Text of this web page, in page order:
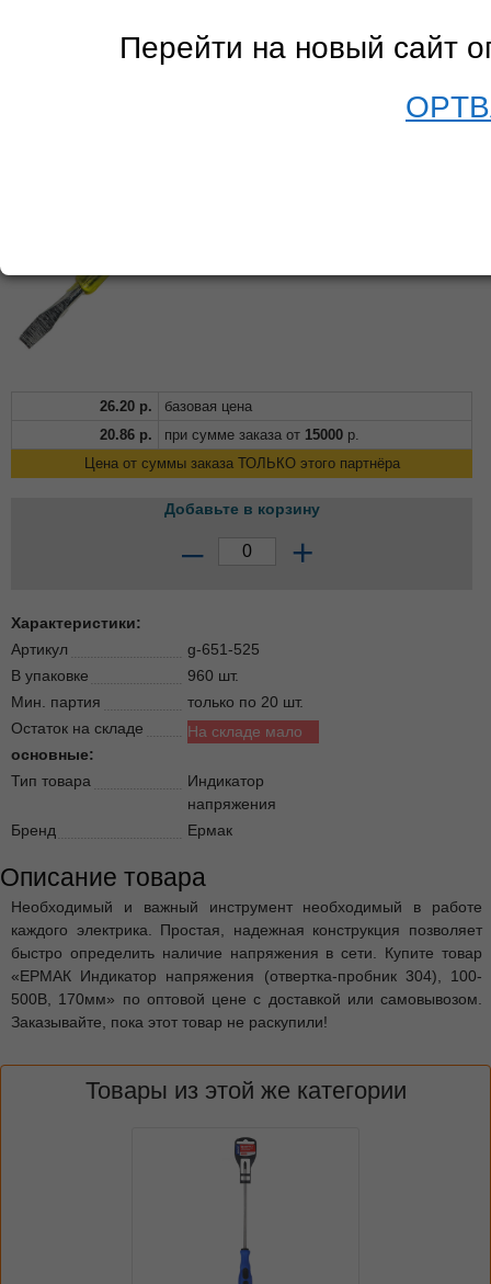
Перейти на новый сайт
26.20 р.
базовая цена
20.86 р. при сумме заказа от 15000 р.
Цена от суммы заказа ТОЛЬКО этого партнёра
Добавьте в корзину
– +
Характеристики:
Артикул
g-651-525
В упаковке
960 шт.
Мин. партия
только по 20 шт.
Остаток на складе
На складе мало
основные:
Тип товара
Индикатор
напряжения
Бренд
Ермак
Описание товара
Необходимый и важный инструмент необходимый в работе
каждого электрика. Простая, надежная конструкция позволяет
быстро определить наличие напряжения в сети. Купите товар
«ЕРМАК Индикатор напряжения (отвертка-пробник 304), 100-
500В, 170мм» по оптовой цене с доставкой или самовывозом.
Заказывайте, пока этот товар не раскупили!
Товары из этой же категории